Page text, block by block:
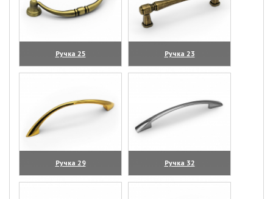
Ручка 25
(увеличить)
Ручка 23
(увеличить)
Ручка 29
(увеличить)
Ручка 32
(увеличить)